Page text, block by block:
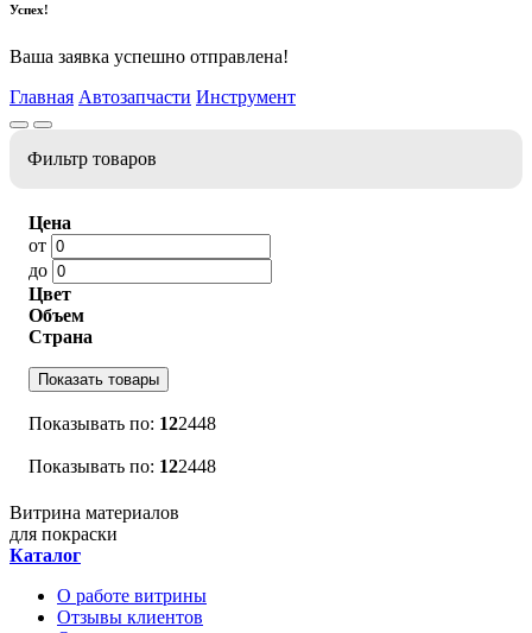
Успех!
Ваша заявка успешно отправлена!
Главная Автозапчасти Инструмент
Фильтр товаров
Цена
от
до
Цвет
Объем
Страна
Показать товары
Показывать по: 122448
Показывать по: 122448
Витрина материалов
для покраски
Каталог
О работе витрины
Отзывы клиентов